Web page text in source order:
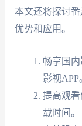
本文还将探讨
优势和应用。
畅享国
影视APP
提高观
载时间。